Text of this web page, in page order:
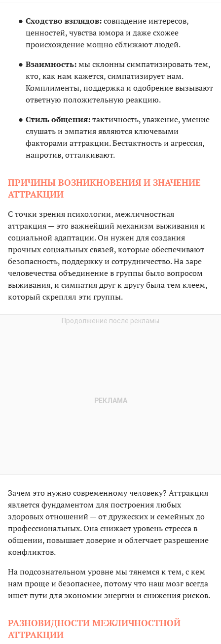
Сходство взглядов:совпадение интересов,
ценностей, чувства юмора и даже схожее
происхождение мощно сближают людей.
Взаимность:мы склонны симпатизировать тем,
кто, как нам кажется, симпатизирует нам.
Комплименты, поддержка и одобрение вызывают
ответную положительную реакцию.
Стиль общения:тактичность, уважение, умение
слушать и эмпатия являются ключевыми
факторами аттракции. Бестактность и агрессия,
напротив, отталкивают.
ПРИЧИНЫ ВОЗНИКНОВЕНИЯ И ЗНАЧЕНИЕ
АТТРАКЦИИ
С точки зрения психологии, межличностная
аттракция — это важнейший механизм выживания и
социальной адаптации. Он нужен для создания
прочных социальных связей, которые обеспечивают
безопасность, поддержку и сотрудничество. На заре
человечества объединение в группы было вопросом
выживания, и симпатия друг к другу была тем клеем,
который скреплял эти группы.
Зачем это нужно современному человеку? Аттракция
является фундаментом для построения любых
здоровых отношений — от дружеских и семейных до
профессиональных. Она снижает уровень стресса в
общении, повышает доверие и облегчает разрешение
конфликтов.
На подсознательном уровне мы тянемся к тем, с кем
нам проще и безопаснее, потому что наш мозг всегда
ищет пути для экономии энергии и снижения рисков.
РАЗНОВИДНОСТИ МЕЖЛИЧНОСТНОЙ
АТТРАКЦИИ